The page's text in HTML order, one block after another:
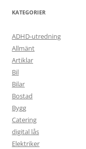
KATEGORIER
ADHD-utredning
Allmänt
Artiklar
Bil
Bilar
Bostad
Bygg
Catering
digital lås
Elektriker